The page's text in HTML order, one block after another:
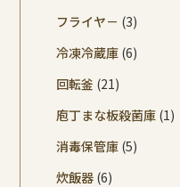
フライヤ－ (3)
冷凍冷蔵庫 (6)
回転釜 (21)
庖丁まな板殺菌庫 (1)
消毒保管庫 (5)
炊飯器 (6)